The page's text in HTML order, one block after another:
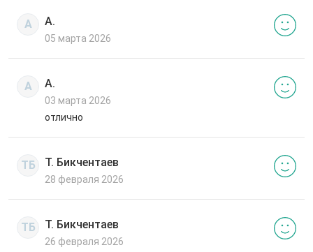
А А.
05 марта 2026
А А.
03 марта 2026
отлично
ТБ Т. Бикчентаев
28 февраля 2026
ТБ Т. Бикчентаев
26 февраля 2026